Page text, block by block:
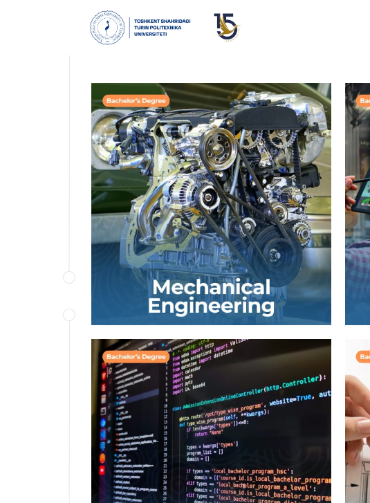
Texnik dizayn, amaliy fizika,
elektrotexnika, materiallar, amaliy
mexanika, suyuqliklar mexanikasi, texnik
sinovdan o‘tkazish va o‘lchovlar,
mashinalarni loyihalash, issiqlik va
suyuqlik mashinalari, ishlab chiqarish
texnologiyalari, sanoat korxonalari va
uskunalari kabi fanlarni o‘rgatadi.
BATAFSIL
Operatsion tizimlar, dasturlash tillari,
texnika va dasturiy injiniring usullari,
maʼlumotlar bazalarini modellashtirish,
loyihalash va boshqarish tamoyillari va
texnologiyalari boʻyicha chuqur bilimga
ega boʻlgan apparat va dasturiy
taʼminot tizimlarini integratsiyalashni
oʻrgatadi.